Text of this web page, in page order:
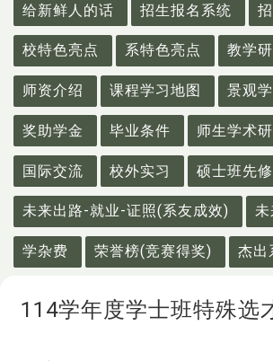
给新鲜人的话 招生报名系统
校特色亮点 系特色亮点 教学
师资介绍 课程学习地图 景观
奖助学金 毕业条件 师生学术
国际交流 校外实习 硕士班先
未来出路-就业-证照(系友成效) 未
学杂费 荣誉榜(竞赛得奖) 杰出
114学年度学士班特殊选